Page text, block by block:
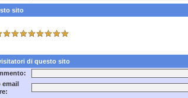
sito
di questo sito
email